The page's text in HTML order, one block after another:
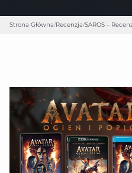
Strona Główna/Recenzja/SAROS –